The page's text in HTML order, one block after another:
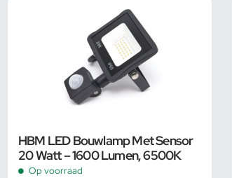
HBM LED Bouwlamp Met Sensor
20 Watt – 1600 Lumen, 6500K
Op voorraad